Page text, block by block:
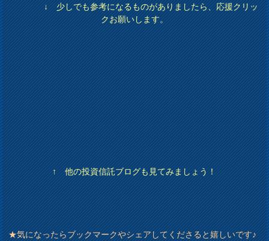
↓ 少しでも参考になるものがありましたら、応援クリッ
クお願いします。
↑ 他の投資信託ブログも見てみましょう！
★気になったらブックマークやシェアしてくださると嬉しいです♪